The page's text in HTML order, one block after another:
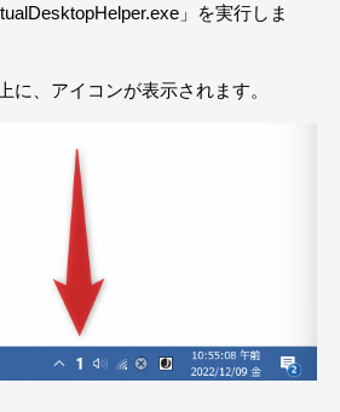
」を実行しま
に、アイコンが表示されます。